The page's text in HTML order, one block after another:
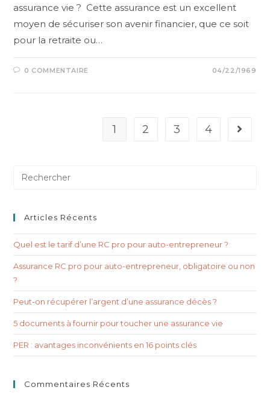
assurance vie ? Cette assurance est un excellent
moyen de sécuriser son avenir financier, que ce soit
pour la retraite ou…
0 COMMENTAIRE 04/22/1969
1 2 3 4
Articles Récents
Quel est le tarif d’une RC pro pour auto-entrepreneur ?
Assurance RC pro pour auto-entrepreneur, obligatoire ou non
?
Peut-on récupérer l’argent d’une assurance décès ?
5 documents à fournir pour toucher une assurance vie
PER : avantages inconvénients en 16 points clés
Commentaires Récents